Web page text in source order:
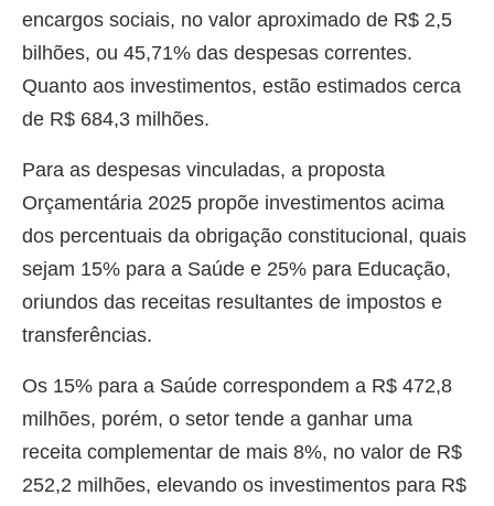
encargos sociais, no valor aproximado de R$ 2,5
bilhões, ou 45,71% das despesas correntes.
Quanto aos investimentos, estão estimados cerca
de R$ 684,3 milhões.
Para as despesas vinculadas, a proposta
Orçamentária 2025 propõe investimentos acima
dos percentuais da obrigação constitucional, quais
sejam 15% para a Saúde e 25% para Educação,
oriundos das receitas resultantes de impostos e
transferências.
Os 15% para a Saúde correspondem a R$ 472,8
milhões, porém, o setor tende a ganhar uma
receita complementar de mais 8%, no valor de R$
252,2 milhões, elevando os investimentos para R$